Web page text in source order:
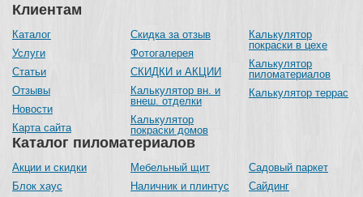
Каталог пиломатериалов
Акции и скидки
Блок хаус
Мебельный щит
Наличник и плинтус
Садовый паркет
Сайдинг
Клиентам
Каталог
Услуги
Статьи
Отзывы
Новости
Карта сайта
Скидка за отзыв
Фотогалерея
СКИДКИ и АКЦИИ
Калькулятор вн. и
внеш. отделки
Калькулятор
покраски домов
Калькулятор
покраски в цехе
Калькулятор
пиломатериалов
Калькулятор террас